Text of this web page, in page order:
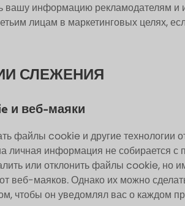
информацию рекламодателям и
лицам в маркетинговых целях,
СЛЕЖЕНИЯ
и веб-маяки
файлы cookie и другие технологии
личная информация не собирается
или отклонить файлы cookie, но
от веб-маяков. Однако их можно
чтобы он уведомлял вас о каждом